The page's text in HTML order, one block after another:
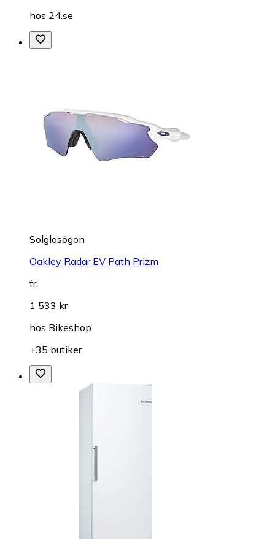
hos 24.se
Solglasögon
Oakley Radar EV Path Prizm
fr.
1 533 kr
hos Bikeshop
+35 butiker